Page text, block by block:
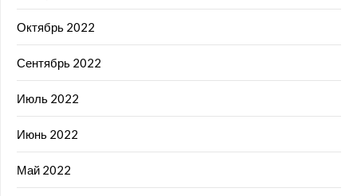
Октябрь 2022
Сентябрь 2022
Июль 2022
Июнь 2022
Май 2022